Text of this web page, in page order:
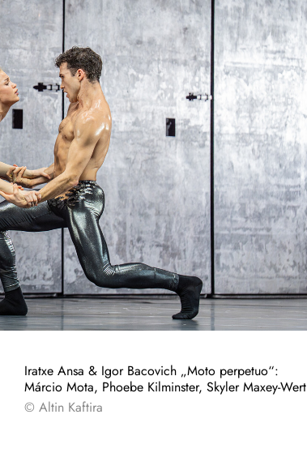
Iratxe Ansa & Igor Bacovich „Moto perpetuo“:
Márcio Mota, Phoebe Kilminster, Skyler Maxey-Wert
© Altin Kaftira